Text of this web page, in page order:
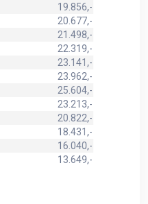
19.856,-
20.677,-
21.498,-
22.319,-
23.141,-
23.962,-
25.604,-
23.213,-
20.822,-
18.431,-
16.040,-
13.649,-